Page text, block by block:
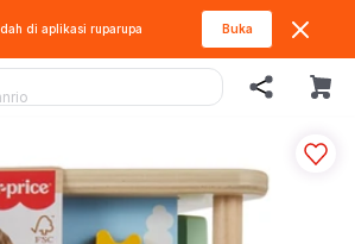
di aplikasi ruparupa Buka